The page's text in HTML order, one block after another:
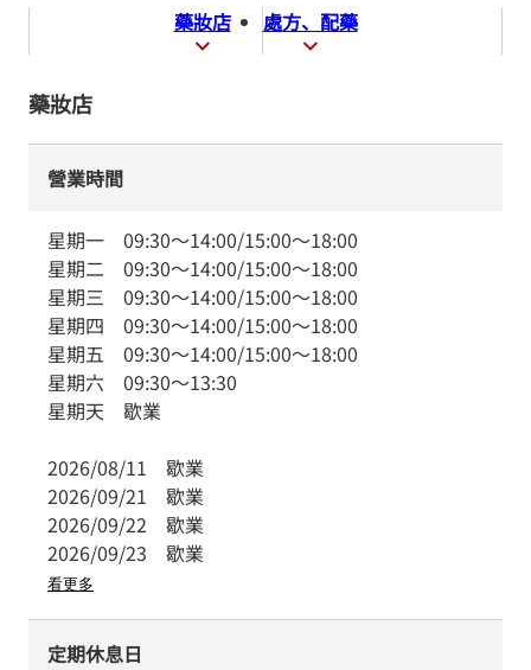
藥妝店 處方、配藥
藥妝店
營業時間
星期一 09:30～14:00/15:00～18:00
星期二 09:30～14:00/15:00～18:00
星期三 09:30～14:00/15:00～18:00
星期四 09:30～14:00/15:00～18:00
星期五 09:30～14:00/15:00～18:00
星期六 09:30～13:30
星期天 歇業
2026/08/11 歇業
2026/09/21 歇業
2026/09/22 歇業
2026/09/23 歇業
看更多
定期休息日